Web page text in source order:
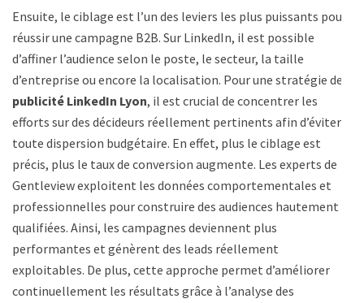
Ensuite, le ciblage est l’un des leviers les plus puissants pour
réussir une campagne B2B. Sur LinkedIn, il est possible
d’affiner l’audience selon le poste, le secteur, la taille
d’entreprise ou encore la localisation. Pour une stratégie de
publicité LinkedIn Lyon, il est crucial de concentrer les
efforts sur des décideurs réellement pertinents afin d’éviter
toute dispersion budgétaire. En effet, plus le ciblage est
précis, plus le taux de conversion augmente. Les experts de
Gentleview exploitent les données comportementales et
professionnelles pour construire des audiences hautement
qualifiées. Ainsi, les campagnes deviennent plus
performantes et génèrent des leads réellement
exploitables. De plus, cette approche permet d’améliorer
continuellement les résultats grâce à l’analyse des